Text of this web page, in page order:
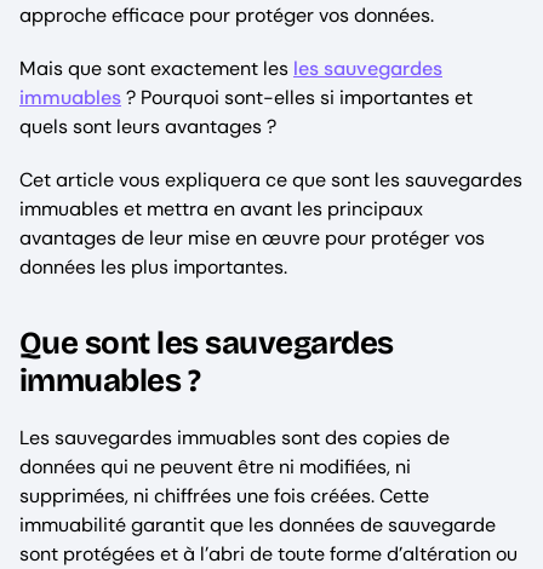
approche efficace pour protéger vos données.
Mais que sont exactement les les sauvegardes
immuables? Pourquoi sont-elles si importantes et
quels sont leurs avantages ?
Cet article vous expliquera ce que sont les sauvegardes
immuables et mettra en avant les principaux
avantages de leur mise en œuvre pour protéger vos
données les plus importantes.
Que sont les sauvegardes
immuables ?
Les sauvegardes immuables sont des copies de
données qui ne peuvent être ni modifiées, ni
supprimées, ni chiffrées une fois créées. Cette
immuabilité garantit que les données de sauvegarde
sont protégées et à l’abri de toute forme d’altération ou